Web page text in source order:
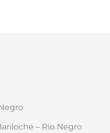
– Rio Negro